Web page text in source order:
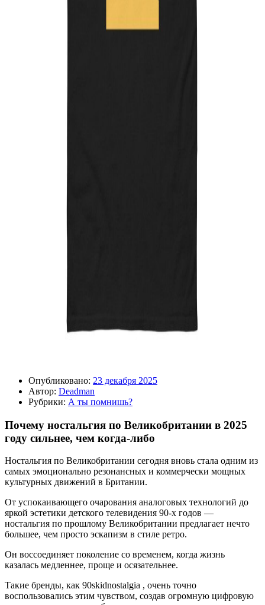
Опубликовано: 23 декабря 2025
Автор: Deadman
Рубрики: А ты помнишь?
Почему ностальгия по Великобритании в 2025
году сильнее, чем когда-либо
Ностальгия по Великобритании сегодня вновь стала одним из
самых эмоционально резонансных и коммерчески мощных
культурных движений в Британии.
От успокаивающего очарования аналоговых технологий до
яркой эстетики детского телевидения 90-х годов —
ностальгия по прошлому Великобритании предлагает нечто
большее, чем просто эскапизм в стиле ретро.
Он воссоединяет поколение со временем, когда жизнь
казалась медленнее, проще и осязательнее.
Такие бренды, как 90skidnostalgia , очень точно
воспользовались этим чувством, создав огромную цифровую